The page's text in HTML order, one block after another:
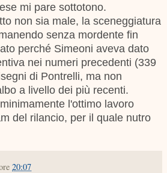
mi pare sottotono.
non sia male, la sceneggiatura
senza mordente fin
perché Simeoni aveva dato
nei numeri precedenti (339
di Pontrelli, ma non
a livello dei più recenti.
l'ottimo lavoro
del rilancio, per il quale nutro
20:07